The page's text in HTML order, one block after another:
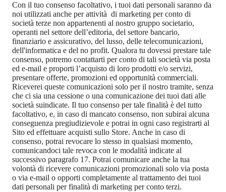
Con il tuo consenso facoltativo, i tuoi dati personali saranno da
noi utilizzati anche per attività di marketing per conto di
società terze non appartenenti al nostro gruppo societario,
operanti nel settore dell’editoria, del settore bancario,
finanziario e assicurativo, del lusso, delle telecomunicazioni,
dell'informatica e del no profit. Qualora tu dovessi prestare tale
consenso, potremo contattarti per conto di tali società via posta
ed e-mail e proporti l’acquisto di loro prodotti e/o servizi,
presentare offerte, promozioni ed opportunità commerciali.
Riceverei queste comunicazioni solo per il nostro tramite, senza
che ci sia una cessione o una comunicazione dei tuoi dati alle
società suindicate. Il tuo consenso per tale finalità è del tutto
facoltativo, e, in caso di mancato consenso, non subirai alcuna
conseguenza pregiudizievole e potrai in ogni caso registrarti al
Sito ed effettuare acquisti sullo Store. Anche in caso di
consenso, potrai revocare lo stesso in qualsiasi momento,
comunicandoci tale revoca con le modalità indicate al
successivo paragrafo 17. Potrai comunicare anche la tua
volontà di ricevere comunicazioni promozionali solo via posta
o via e-mail o opporti completamente al trattamento dei tuoi
dati personali per finalità di marketing per conto terzi.